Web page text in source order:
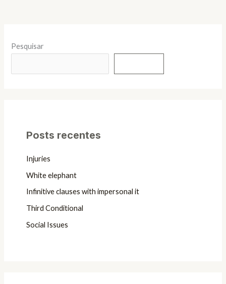
Pesquisar
Posts recentes
Injuries
White elephant
Infinitive clauses with impersonal it
Third Conditional
Social Issues